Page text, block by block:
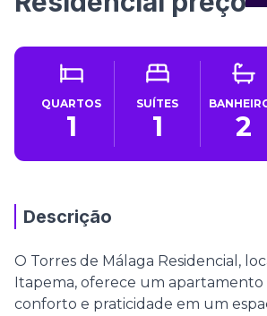
QUARTOS
1
SUÍTES
1 2
Descrição
O Torres de Málaga Residencial,
Itapema, oferece um
conforto e praticidade em um